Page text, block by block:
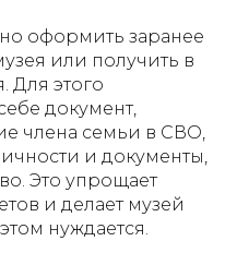
оформить заранее
или получить в
Для этого
документ,
члена семьи в СВО,
и документы,
Это упрощает
и делает музей
нуждается.